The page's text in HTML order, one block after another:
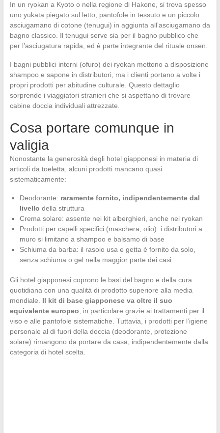
In un ryokan a Kyoto o nella regione di Hakone, si trova spesso
uno yukata piegato sul letto, pantofole in tessuto e un piccolo
asciugamano di cotone (tenugui) in aggiunta all’asciugamano da
bagno classico. Il tenugui serve sia per il bagno pubblico che
per l’asciugatura rapida, ed è parte integrante del rituale onsen.
I bagni pubblici interni (ofuro) dei ryokan mettono a disposizione
shampoo e sapone in distributori, ma i clienti portano a volte i
propri prodotti per abitudine culturale. Questo dettaglio
sorprende i viaggiatori stranieri che si aspettano di trovare
cabine doccia individuali attrezzate.
Cosa portare comunque in
valigia
Nonostante la generosità degli hotel giapponesi in materia di
articoli da toeletta, alcuni prodotti mancano quasi
sistematicamente:
Deodorante: raramente fornito, indipendentemente dal
livello della struttura
Crema solare: assente nei kit alberghieri, anche nei ryokan
Prodotti per capelli specifici (maschera, olio): i distributori a
muro si limitano a shampoo e balsamo di base
Schiuma da barba: il rasoio usa e getta è fornito da solo,
senza schiuma o gel nella maggior parte dei casi
Gli hotel giapponesi coprono le basi del bagno e della cura
quotidiana con una qualità di prodotto superiore alla media
mondiale. Il kit di base giapponese va oltre il suo
equivalente europeo, in particolare grazie ai trattamenti per il
viso e alle pantofole sistematiche. Tuttavia, i prodotti per l’igiene
personale al di fuori della doccia (deodorante, protezione
solare) rimangono da portare da casa, indipendentemente dalla
categoria di hotel scelta.